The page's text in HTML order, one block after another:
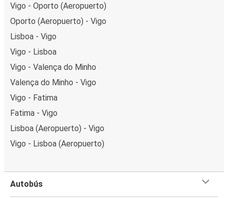
Vigo - Oporto (Aeropuerto)
Oporto (Aeropuerto) - Vigo
Lisboa - Vigo
Vigo - Lisboa
Vigo - Valença do Minho
Valença do Minho - Vigo
Vigo - Fatima
Fatima - Vigo
Lisboa (Aeropuerto) - Vigo
Vigo - Lisboa (Aeropuerto)
Autobús